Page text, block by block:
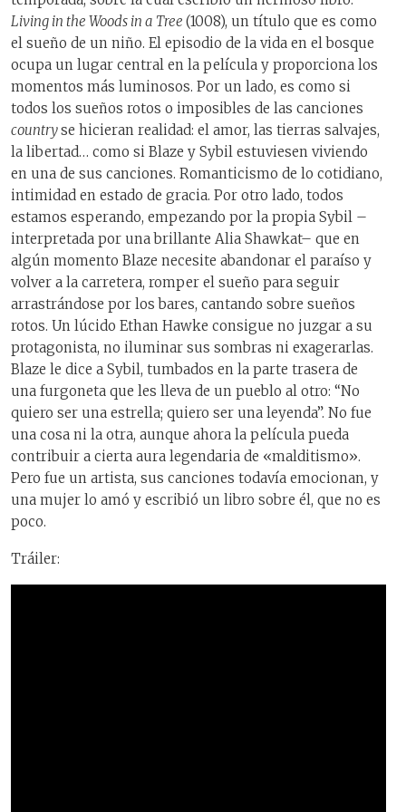
Living in the Woods in a Tree (1008), un título que es como
el sueño de un niño. El episodio de la vida en el bosque
ocupa un lugar central en la película y proporciona los
momentos más luminosos. Por un lado, es como si
todos los sueños rotos o imposibles de las canciones
countryse hicieran realidad: el amor, las tierras salvajes,
la libertad… como si Blaze y Sybil estuviesen viviendo
en una de sus canciones. Romanticismo de lo cotidiano,
intimidad en estado de gracia. Por otro lado, todos
estamos esperando, empezando por la propia Sybil –
interpretada por una brillante Alia Shawkat– que en
algún momento Blaze necesite abandonar el paraíso y
volver a la carretera, romper el sueño para seguir
arrastrándose por los bares, cantando sobre sueños
rotos. Un lúcido Ethan Hawke consigue no juzgar a su
protagonista, no iluminar sus sombras ni exagerarlas.
Blaze le dice a Sybil, tumbados en la parte trasera de
una furgoneta que les lleva de un pueblo al otro: “No
quiero ser una estrella; quiero ser una leyenda”. No fue
una cosa ni la otra, aunque ahora la película pueda
contribuir a cierta aura legendaria de «malditismo».
Pero fue un artista, sus canciones todavía emocionan, y
una mujer lo amó y escribió un libro sobre él, que no es
poco.
Tráiler: